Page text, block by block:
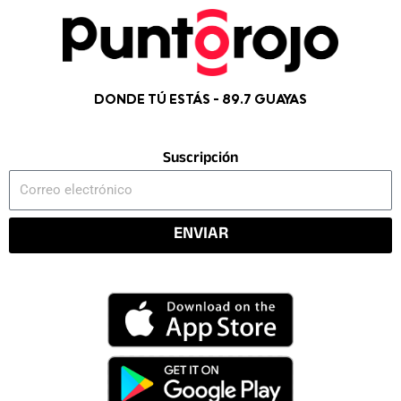
DONDE TÚ ESTÁS - 89.7 GUAYAS
Suscripción
ENVIAR